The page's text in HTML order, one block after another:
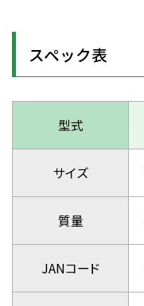
スペック表
型式
サイズ
質量
JANコード